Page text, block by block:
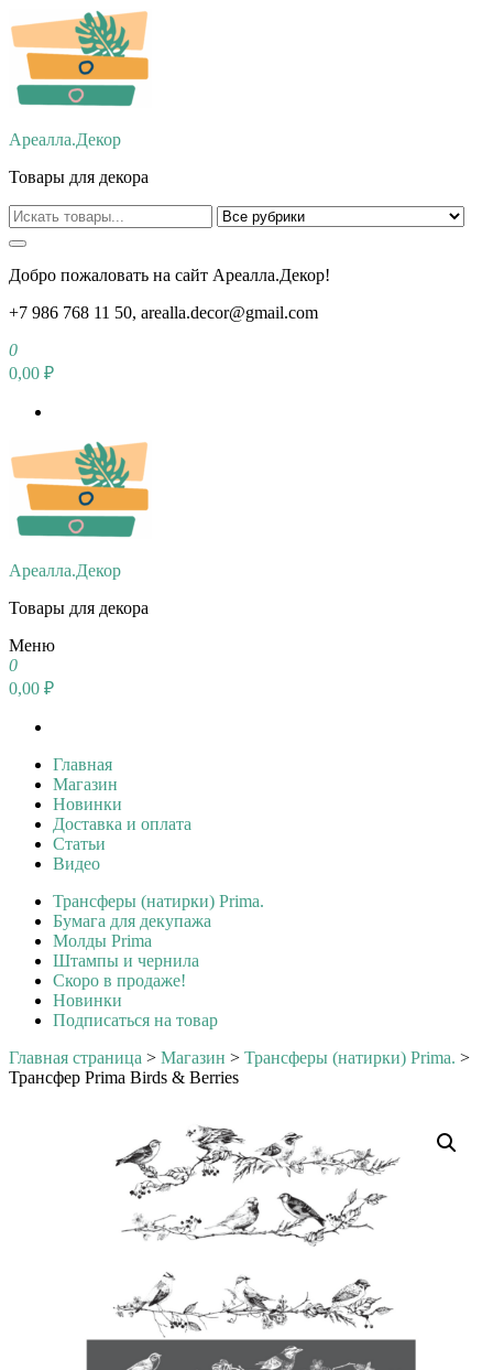
Перейти
к
содержимому
Ареалла.Декор
Товары для декора
Добро пожаловать на сайт Ареалла.Декор!
+7 986 768 11 50, arealla.decor@gmail.com
0
0,00 ₽
Ареалла.Декор
Товары для декора
Меню
0
0,00 ₽
Главная
Магазин
Новинки
Доставка и оплата
Статьи
Видео
Трансферы (натирки) Prima.
Бумага для декупажа
Молды Prima
Штампы и чернила
Скоро в продаже!
Новинки
Подписаться на товар
Главная страница > Магазин > Трансферы (натирки) Prima. >
Трансфер Prima Birds & Berries